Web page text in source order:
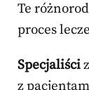
Te
proces
Specjaliści
z